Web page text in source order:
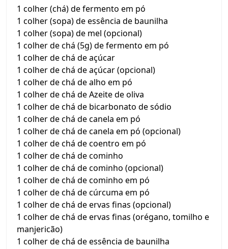
1 colher (chá) de fermento em pó
1 colher (sopa) de essência de baunilha
1 colher (sopa) de mel (opcional)
1 colher de chá (5g) de fermento em pó
1 colher de chá de açúcar
1 colher de chá de açúcar (opcional)
1 colher de chá de alho em pó
1 colher de chá de Azeite de oliva
1 colher de chá de bicarbonato de sódio
1 colher de chá de canela em pó
1 colher de chá de canela em pó (opcional)
1 colher de chá de coentro em pó
1 colher de chá de cominho
1 colher de chá de cominho (opcional)
1 colher de chá de cominho em pó
1 colher de chá de cúrcuma em pó
1 colher de chá de ervas finas (opcional)
1 colher de chá de ervas finas (orégano, tomilho e
manjericão)
1 colher de chá de essência de baunilha